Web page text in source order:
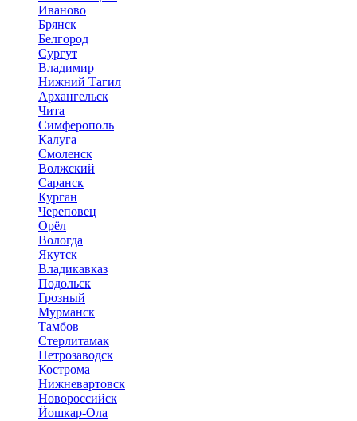
Иваново
Брянск
Белгород
Сургут
Владимир
Нижний Тагил
Архангельск
Чита
Симферополь
Калуга
Смоленск
Волжский
Саранск
Курган
Череповец
Орёл
Вологда
Якутск
Владикавказ
Подольск
Грозный
Мурманск
Тамбов
Стерлитамак
Петрозаводск
Кострома
Нижневартовск
Новороссийск
Йошкар-Ола